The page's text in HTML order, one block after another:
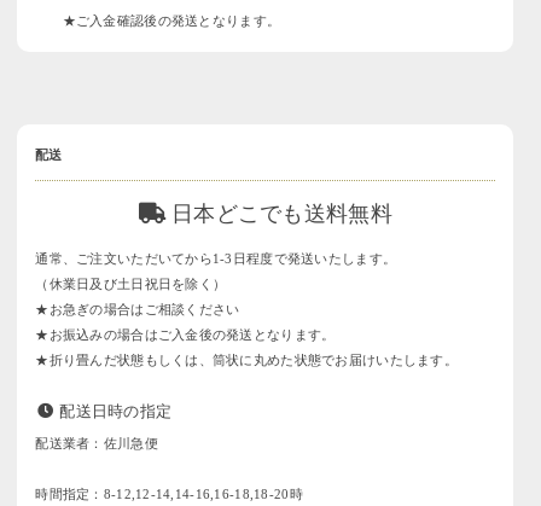
★ご入金確認後の発送となります。
配送
日本どこでも送料無料
通常、ご注文いただいてから1-3日程度で発送いたします。
（休業日及び土日祝日を除く）
★お急ぎの場合はご相談ください
★お振込みの場合はご入金後の発送となります。
★折り畳んだ状態もしくは、筒状に丸めた状態でお届けいたします。
配送日時の指定
配送業者：佐川急便
時間指定：8-12,12-14,14-16,16-18,18-20時